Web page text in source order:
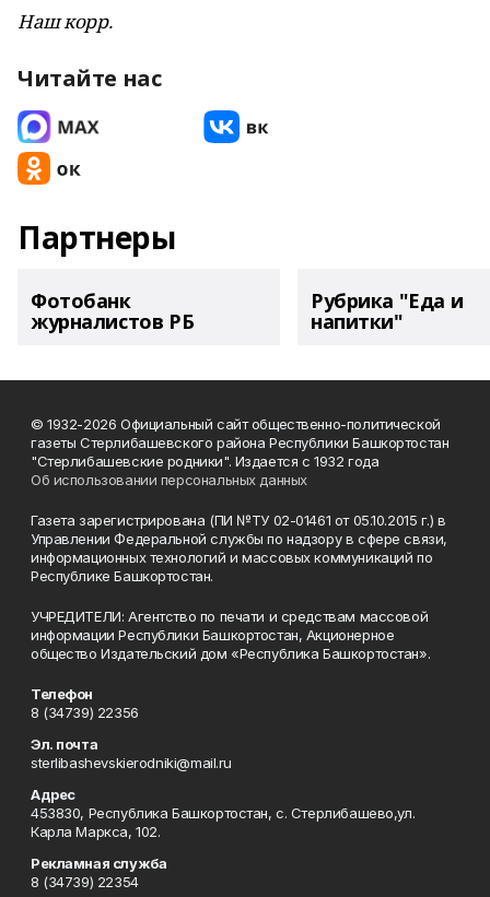
Наш корр.
Читайте нас
Партнеры
Фотобанк
журналистов РБ
Рубрика "Еда и
напитки"
© 1932-2026 Официальный сайт общественно-политической
газеты Стерлибашевского района Республики Башкортостан
"Стерлибашевские родники". Издается с 1932 года
Об использовании персональных данных
Газета зарегистрирована (ПИ №ТУ 02-01461 от 05.10.2015 г.) в
Управлении Федеральной службы по надзору в сфере связи,
информационных технологий и массовых коммуникаций по
Республике Башкортостан.
УЧРЕДИТЕЛИ: Агентство по печати и средствам массовой
информации Республики Башкортостан, Акционерное
общество Издательский дом «Республика Башкортостан».
Телефон
8 (34739) 22356
Эл. почта
sterlibashevskierodniki@mail.ru
Адрес
453830, Республика Башкортостан, c. Стерлибашево,ул.
Карла Маркса, 102.
Рекламная служба
8 (34739) 22354